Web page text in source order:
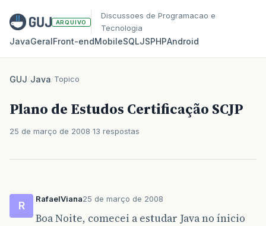
ARQUIVO
Discussoes de Programacao e
Tecnologia
JavaGeralFront‑endMobileSQLJSPHPAndroid
GUJ/Java/Topico
Plano de Estudos Certificação SCJP
25 de março de 2008 13 respostas
R
RafaelViana25 de março de 2008
Boa Noite, comecei a estudar Java no ínicio